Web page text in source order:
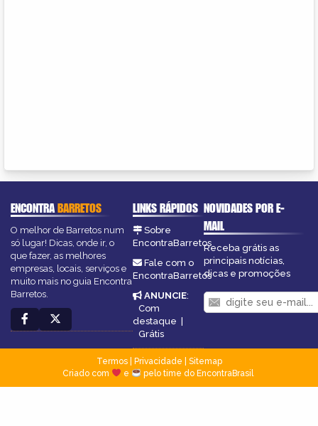
ENCONTRABARRETOS
O melhor de Barretos num
só lugar! Dicas, onde ir, o
que fazer, as melhores
empresas, locais, serviços e
muito mais no guia Encontra
Barretos.
LINKS RÁPIDOS
Sobre
EncontraBarretos
Fale com o
EncontraBarretos
ANUNCIE:
Com
destaque |
Grátis
NOVIDADES POR E-
MAIL
Receba grátis as
principais notícias,
dicas e promoções
Termos| Privacidade
Sitemap
Criado com
e pelo time do EncontraBrasil